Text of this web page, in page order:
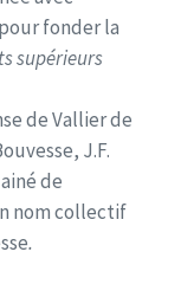
fonder la
supérieurs
de Vallier de
J.F.
de
nom collectif
.